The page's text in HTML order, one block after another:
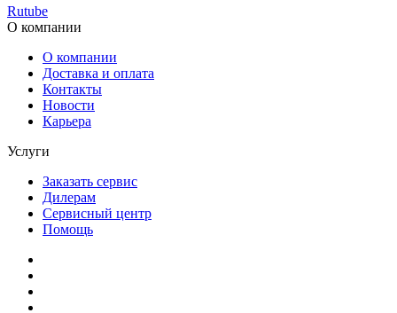
Rutube
О компании
О компании
Доставка и оплата
Контакты
Новости
Карьера
Услуги
Заказать сервис
Дилерам
Сервисный центр
Помощь